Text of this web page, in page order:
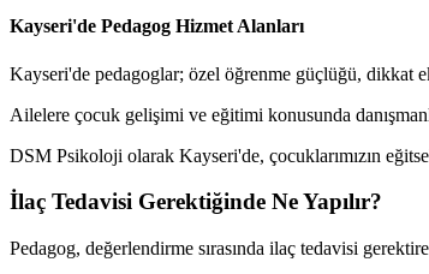
Kayseri'de Pedagog Hizmet Alanları
Kayseri'de pedagoglar; özel öğrenme güçlüğü, dikkat
Ailelere çocuk gelişimi ve eğitimi konusunda
DSM Psikoloji olarak Kayseri'de, çocuklarımızın
İlaç Tedavisi Gerektiğinde Ne Yapılır?
Pedagog, değerlendirme sırasında ilaç tedavisi